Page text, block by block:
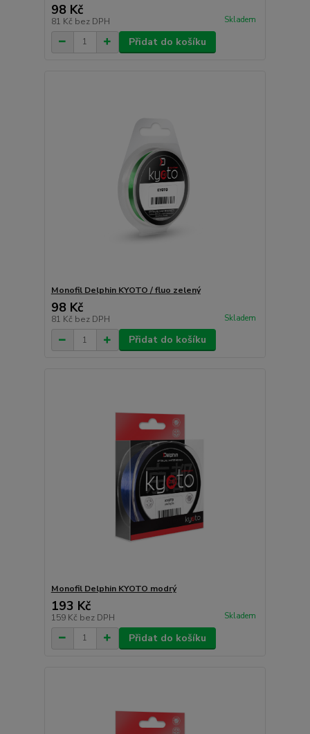
98 Kč
81 Kč bez DPH Skladem
Přidat do košíku
Monofil Delphin KYOTO / fluo zelený
98 Kč
81 Kč bez DPH Skladem
Přidat do košíku
Monofil Delphin KYOTO modrý
193 Kč
159 Kč bez DPH Skladem
Přidat do košíku